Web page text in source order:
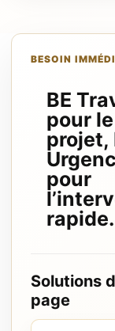
BESOIN
BE
pour le
projet,
pour
rapide.
Solutions
page